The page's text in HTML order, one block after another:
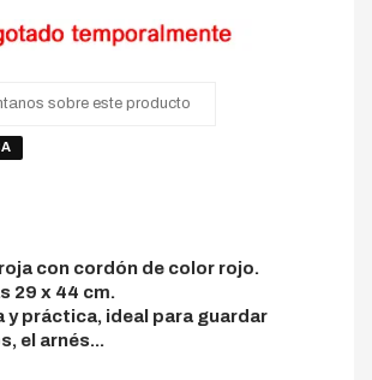
sobre este producto
con cordón de color rojo.
29 x 44 cm.
y práctica, ideal para guardar
el arnés...